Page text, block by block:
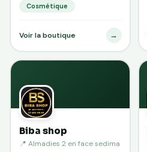
Cosmétique
Voir la boutique →
Biba shop
📍 Almadies 2 en face sedima